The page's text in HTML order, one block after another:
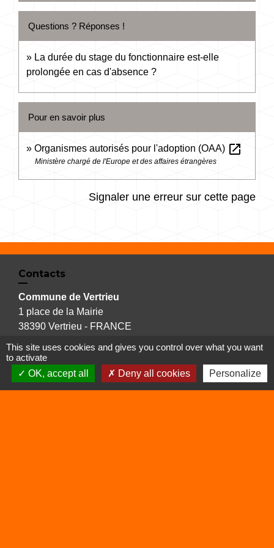
Questions ? Réponses !
La durée du stage du fonctionnaire est-elle
prolongée en cas d'absence ?
Pour en savoir plus
Organismes autorisés pour l'adoption (OAA) open_in_new
Ministère chargé de l'Europe et des affaires étrangères
Signaler une erreur sur cette page
Contacts
Commune de Vertrieu
1 place de la Mairie
38390 Vertrieu - FRANCE
This site uses cookies and gives you control over what you want
to activate
OK, accept all
Deny all cookies Personalize